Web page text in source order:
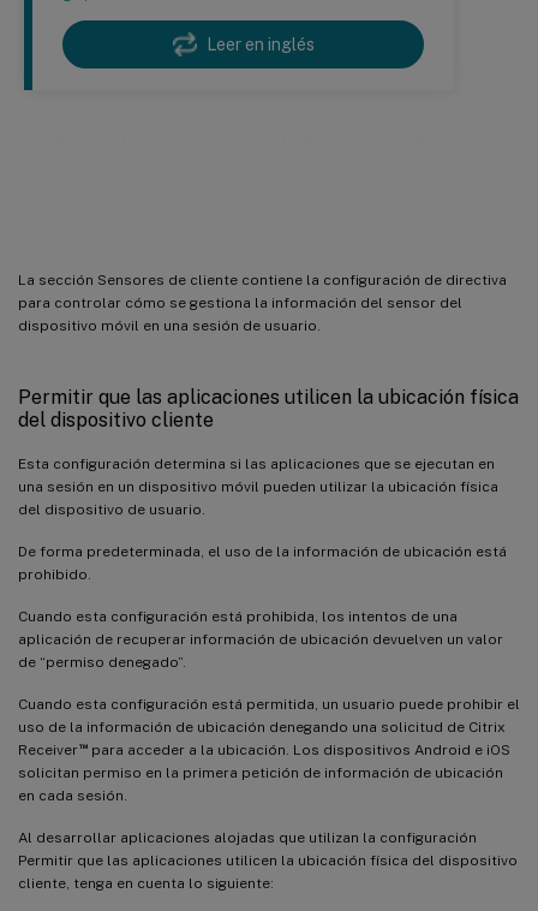
Leer en inglés
La sección Sensores de cliente contiene la configuración de directiva
para controlar cómo se gestiona la información del sensor del
dispositivo móvil en una sesión de usuario.
Permitir que las aplicaciones utilicen la ubicación física
del dispositivo cliente
Esta configuración determina si las aplicaciones que se ejecutan en
una sesión en un dispositivo móvil pueden utilizar la ubicación física
del dispositivo de usuario.
De forma predeterminada, el uso de la información de ubicación está
prohibido.
Cuando esta configuración está prohibida, los intentos de una
aplicación de recuperar información de ubicación devuelven un valor
de “permiso denegado”.
Cuando esta configuración está permitida, un usuario puede prohibir el
uso de la información de ubicación denegando una solicitud de Citrix
Receiver™para acceder a la ubicación. Los dispositivos Android e iOS
solicitan permiso en la primera petición de información de ubicación
en cada sesión.
Al desarrollar aplicaciones alojadas que utilizan la configuración
Permitir que las aplicaciones utilicen la ubicación física del dispositivo
cliente, tenga en cuenta lo siguiente: